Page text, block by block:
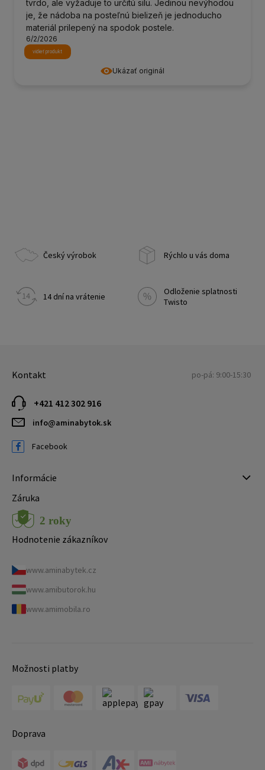
Ukázať originál
tvrdo, ale vyžaduje to určitú silu. Jedinou nevýhodou
je, že nádoba na posteľnú bielizeň je jednoducho
materiál prilepený na spodok postele.
6/2/2026
vidieť produkt
Český výrobok Rýchlo u vás doma
14 dní na vrátenie
Odloženie splatnosti
Twisto
Kontakt po-pá: 9:00-15:30
+421 412 302 916
info@aminabytok.sk
Facebook
Informácie
Záruka
Hodnotenie zákazníkov
www.aminabytek.cz
www.amibutorok.hu
www.amimobila.ro
Možnosti platby
Doprava